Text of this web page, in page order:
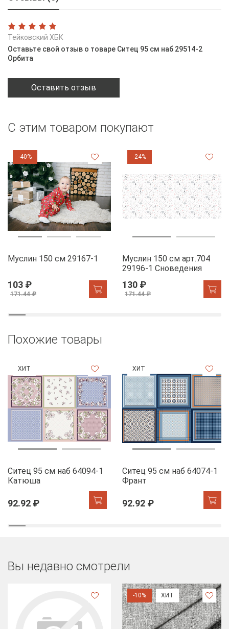
Тейковский ХБК
Оставьте свой отзыв о товаре Ситец 95 см наб 29514-2
Орбита
Оставить отзыв
С этим товаром покупают
-40%
Муслин 150 см 29167-1
103 ₽
171.44 ₽
-24%
Муслин 150 см арт.704
29196-1 Сноведения
130 ₽
171.44 ₽
Похожие товары
ХИТ
Ситец 95 см наб 64094-1
Катюша
92.92 ₽
ХИТ
Ситец 95 см наб 64074-1
Франт
92.92 ₽
Вы недавно смотрели
-10% ХИТ